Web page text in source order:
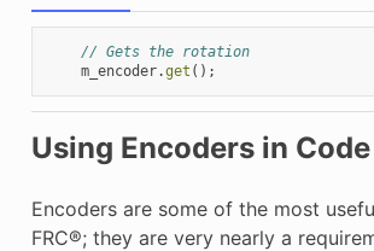
// Gets the rotation
m_encoder.get ();
Using Encoders in Code
Encoders are some of the most
FRC®; they are very nearly a